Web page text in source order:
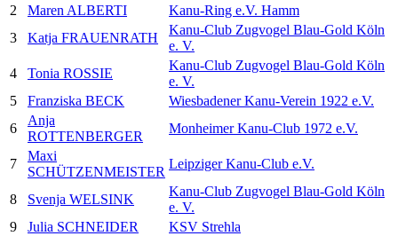
2
Maren ALBERTI
Kanu-Ring e.V. Hamm
3
Katja FRAUENRATH
Kanu-Club Zugvogel Blau-Gold Köln
e. V.
4
Tonia ROSSIE
Kanu-Club Zugvogel Blau-Gold Köln
e. V.
5
Franziska BECK
Wiesbadener Kanu-Verein 1922 e.V.
6
Anja
ROTTENBERGER
Monheimer Kanu-Club 1972 e.V.
7
Maxi
SCHÜTZENMEISTER
Leipziger Kanu-Club e.V.
8 Svenja WELSINK
Kanu-Club Zugvogel Blau-Gold Köln
e. V.
9
Julia SCHNEIDER
KSV Strehla